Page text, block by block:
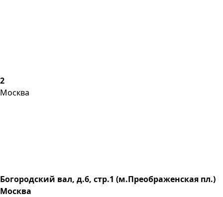
2
Москва
Богородский вал, д.6, стр.1 (м.Преображенская пл.)
Москва